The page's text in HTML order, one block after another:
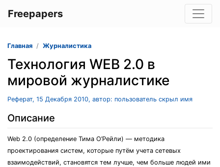
Freepapers
Главная Журналистика
Технология WEB 2.0 в
мировой журналистике
Реферат, 15 Декабря 2010, автор: пользователь скрыл имя
Описание
Web 2.0 (определение Тима О’Рейли) — методика
проектирования систем, которые путём учета сетевых
взаимодействий, становятся тем лучше, чем больше людей ими